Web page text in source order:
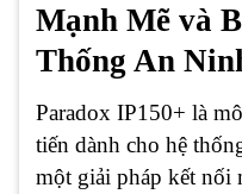
Mạnh Mẽ và
Thống An
Paradox IP150+ là
tiến dành cho hệ
một giải pháp kết nối